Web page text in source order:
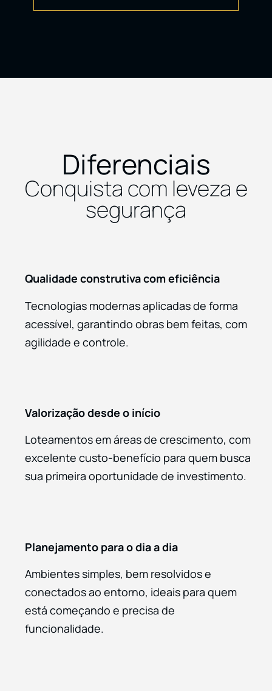
Diferenciais
Conquista com leveza e
segurança
Qualidade construtiva com eficiência
Tecnologias modernas aplicadas de forma
acessível, garantindo obras bem feitas, com
agilidade e controle.
Valorização desde o início
Loteamentos em áreas de crescimento, com
excelente custo-benefício para quem busca
sua primeira oportunidade de investimento.
Planejamento para o dia a dia
Ambientes simples, bem resolvidos e
conectados ao entorno, ideais para quem
está começando e precisa de
funcionalidade.